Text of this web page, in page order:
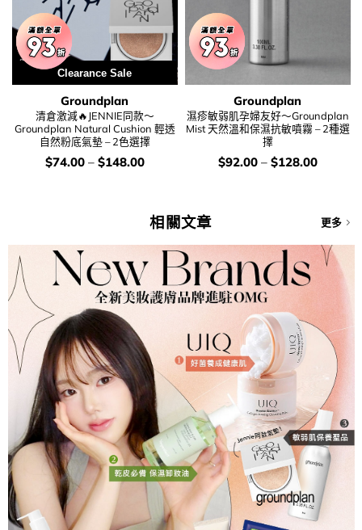
Clearance Sale
Groundplan
清倉激減🔥JENNIE同款～
Groundplan Natural Cushion 輕透
自然粉底氣墊 – 2色選擇
價
$74.00– $148.00
Groundplan
濕疹敏弱肌孕婦友好～Groundplan
Mist 天然溫和保濕抗敏噴霧 – 2種選
擇
價
$92.00– $128.00
相關文章 更多